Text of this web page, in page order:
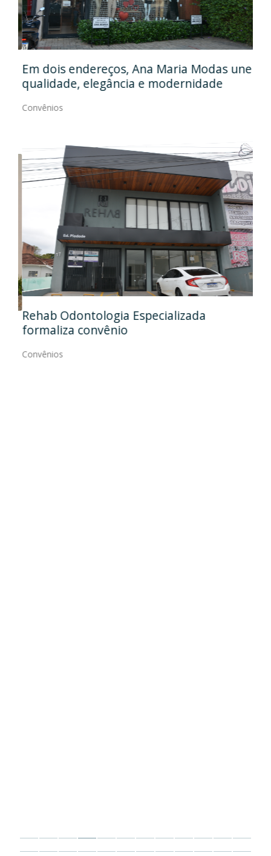
Em dois endereços, Ana Maria Modas une
qualidade, elegância e modernidade
Convênios
Rehab Odontologia Especializada
formaliza convênio
Convênios